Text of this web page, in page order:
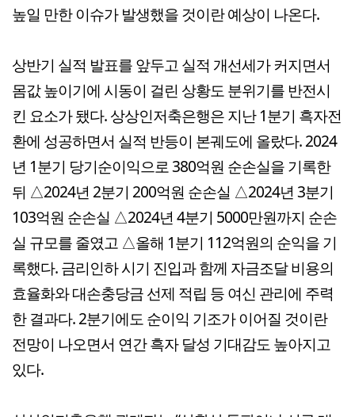
높일 만한 이슈가 발생했을 것이란 예상이 나온다.
상반기 실적 발표를 앞두고 실적 개선세가 커지면서
몸값 높이기에 시동이 걸린 상황도 분위기를 반전시
킨 요소가 됐다. 상상인저축은행은 지난 1분기 흑자전
환에 성공하면서 실적 반등이 본궤도에 올랐다. 2024
년 1분기 당기순이익으로 380억원 순손실을 기록한
뒤 △2024년 2분기 200억원 순손실 △2024년 3분기
103억원 순손실 △2024년 4분기 5000만원까지 순손
실 규모를 줄였고 △올해 1분기 112억원의 순익을 기
록했다. 금리인하 시기 진입과 함께 자금조달 비용의
효율화와 대손충당금 선제 적립 등 여신 관리에 주력
한 결과다. 2분기에도 순이익 기조가 이어질 것이란
전망이 나오면서 연간 흑자 달성 기대감도 높아지고
있다.